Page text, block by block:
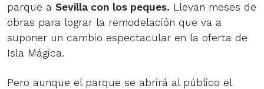
parque a Sevilla con los peques. Llevan meses de
obras para lograr la remodelación que va a
suponer un cambio espectacular en la oferta de
Isla Mágica.
Pero aunque el parque se abrirá al público el